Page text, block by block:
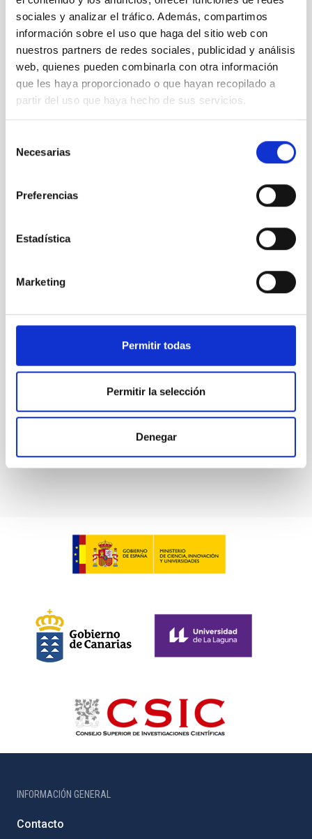
sociales y analizar el tráfico. Además, compartimos
información sobre el uso que haga del sitio web con
nuestros partners de redes sociales, publicidad y análisis
web, quienes pueden combinarla con otra información
que les haya proporcionado o que hayan recopilado a
partir del uso que haya hecho de sus servicios.
Necesarias
Preferencias
Estadística
Marketing
Permitir todas
Permitir la selección
Denegar
Telescopio
MAGIC
INFORMACIÓN GENERAL
Contacto